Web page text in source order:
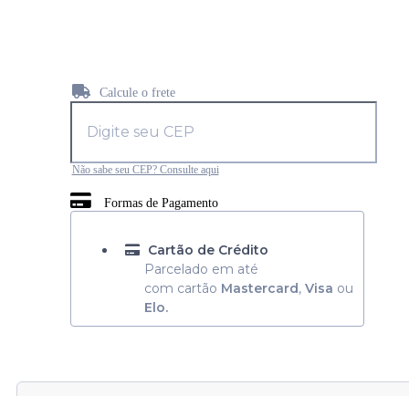
Calcule o frete
Não sabe seu CEP? Consulte aqui
Formas de Pagamento
Cartão de Crédito
Parcelado em até
com cartão Mastercard, Visa ou
Elo.